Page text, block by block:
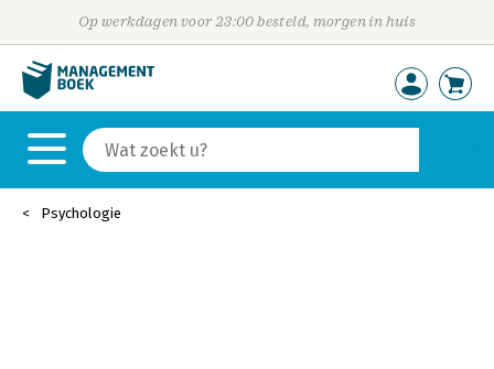
Op werkdagen voor 23:00 besteld, morgen in huis
Psychologie